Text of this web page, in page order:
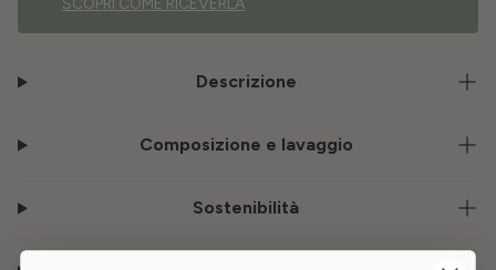
SCOPRI COME RICEVERLA
Descrizione
Composizione e lavaggio
Sostenibilità